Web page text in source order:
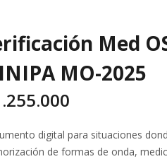
Med
MO-2025
digital para situaciones
de formas de onda,